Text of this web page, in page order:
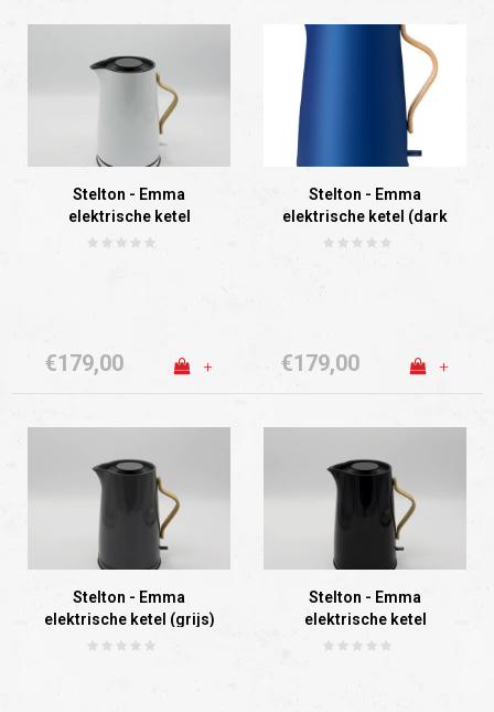
Stelton - Emma
elektrische ketel
(blauw)
€179,00 +
Stelton - Emma
elektrische ketel (dark
blue)
€179,00 +
Stelton - Emma
elektrische ketel (grijs)
Stelton - Emma
elektrische ketel
(zwart)